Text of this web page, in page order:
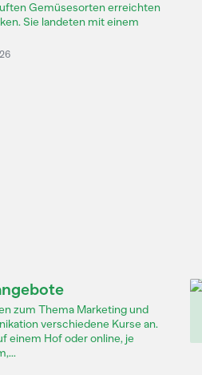
Gemüsesorten erreichten
Sie landeten mit einem
zum Thema Marketing und
verschiedene Kurse an.
einem Hof oder online, je